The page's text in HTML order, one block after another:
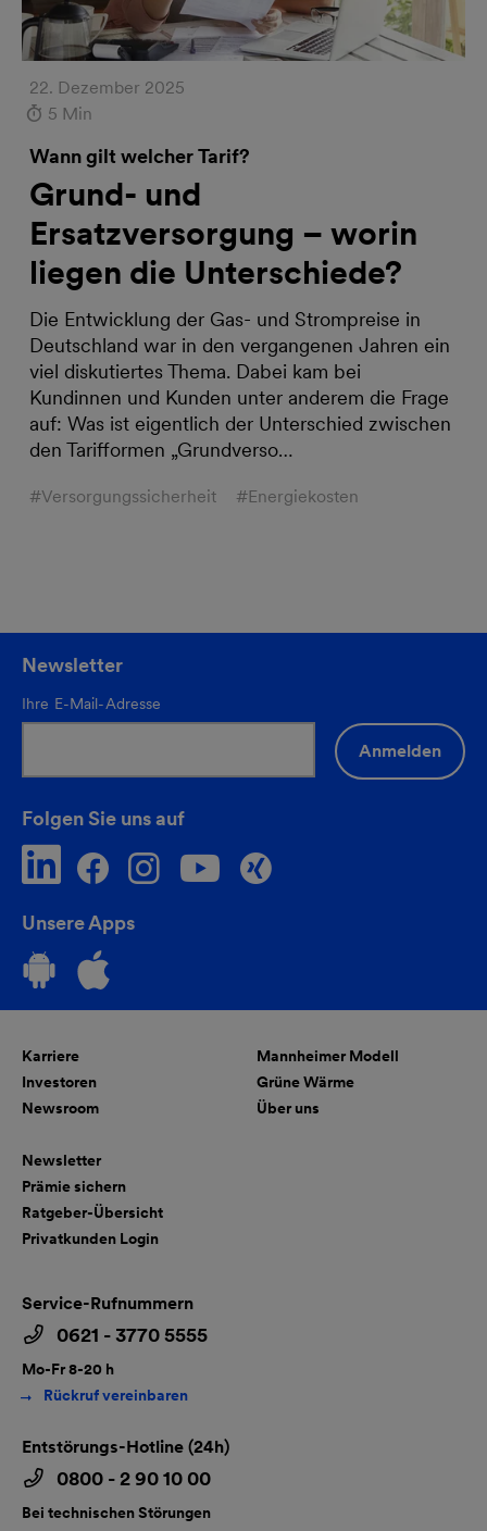
22. Dezember 2025
5 Min
Wann gilt welcher Tarif?
Grund- und
Ersatzversorgung – worin
liegen die Unterschiede?
Die Entwicklung der Gas- und Strompreise in
Deutschland war in den vergangenen Jahren ein
viel diskutiertes Thema. Dabei kam bei
Kundinnen und Kunden unter anderem die Frage
auf: Was ist eigentlich der Unterschied zwischen
den Tarifformen „Grundverso…
#Versorgungssicherheit #Energiekosten
Newsletter
Ihre E-Mail-Adresse
Anmelden
Folgen Sie uns auf
Unsere Apps
Karriere
Investoren
Newsroom
Mannheimer Modell
Grüne Wärme
Über uns
Newsletter
Prämie sichern
Ratgeber-Übersicht
Privatkunden Login
Service-Rufnummern
0621 - 3770 5555
Mo-Fr 8-20 h
Rückruf vereinbaren
Entstörungs-Hotline (24h)
0800 - 2 90 10 00
Bei technischen Störungen